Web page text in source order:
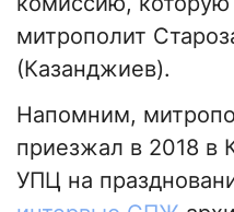
митрополит
(Казанджиев).
Напомним,
приезжал в 2018 в
УПЦ на